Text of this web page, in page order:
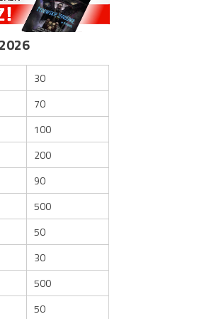
30
70
100
200
90
500
50
30
500
50